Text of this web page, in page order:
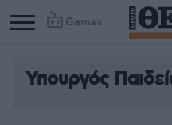
Games
Υπουργός